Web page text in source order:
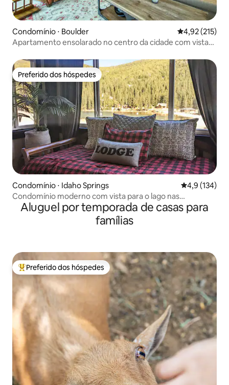
Condomínio ⋅ Boulder 4,92 de uma
4,92 (215)
Apartamento ensolarado no centro da cidade com vista
Preferido dos hóspedes
Preferido dos hóspedes
Condomínio ⋅ Idaho Springs 4,9 de uma
4,9 (134)
Condomínio moderno com vista para o lago nas
montanhas
Aluguel por temporada de casas para
famílias
Entre os melhores preferidos dos hóspedes
Preferido dos hóspedes